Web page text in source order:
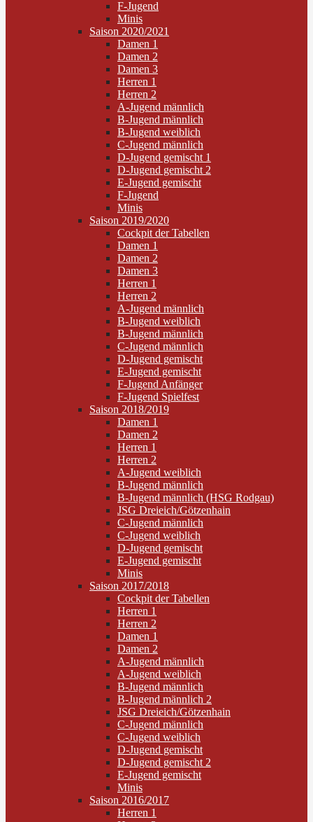
F-Jugend
Minis
Saison 2020/2021
Damen 1
Damen 2
Damen 3
Herren 1
Herren 2
A-Jugend männlich
B-Jugend männlich
B-Jugend weiblich
C-Jugend männlich
D-Jugend gemischt 1
D-Jugend gemischt 2
E-Jugend gemischt
F-Jugend
Minis
Saison 2019/2020
Cockpit der Tabellen
Damen 1
Damen 2
Damen 3
Herren 1
Herren 2
A-Jugend männlich
B-Jugend weiblich
B-Jugend männlich
C-Jugend männlich
D-Jugend gemischt
E-Jugend gemischt
F-Jugend Anfänger
F-Jugend Spielfest
Saison 2018/2019
Damen 1
Damen 2
Herren 1
Herren 2
A-Jugend weiblich
B-Jugend männlich
B-Jugend männlich (HSG Rodgau)
JSG Dreieich/Götzenhain
C-Jugend männlich
C-Jugend weiblich
D-Jugend gemischt
E-Jugend gemischt
Minis
Saison 2017/2018
Cockpit der Tabellen
Herren 1
Herren 2
Damen 1
Damen 2
A-Jugend männlich
A-Jugend weiblich
B-Jugend männlich
B-Jugend männlich 2
JSG Dreieich/Götzenhain
C-Jugend männlich
C-Jugend weiblich
D-Jugend gemischt
D-Jugend gemischt 2
E-Jugend gemischt
Minis
Saison 2016/2017
Herren 1